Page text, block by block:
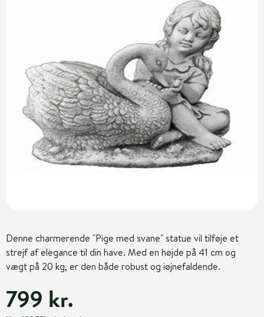
Denne charmerende "Pige med svane" statue vil tilføje et
strejf af elegance til din have. Med en højde på 41 cm og
vægt på 20 kg, er den både robust og iøjnefaldende.
799 kr.